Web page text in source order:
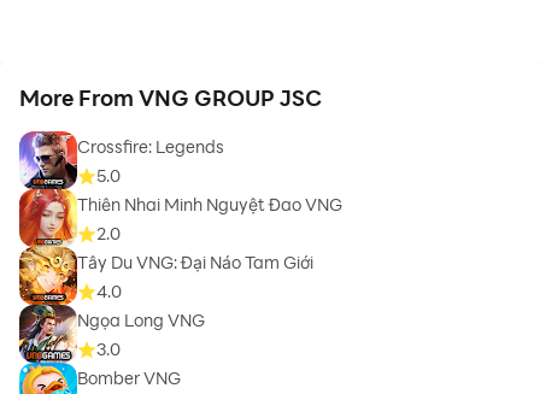
More From VNG GROUP JSC
Crossfire: Legends
5.0
Thiên Nhai Minh Nguyệt Đao VNG
2.0
Tây Du VNG: Đại Náo Tam Giới
4.0
Ngọa Long VNG
3.0
Bomber VNG